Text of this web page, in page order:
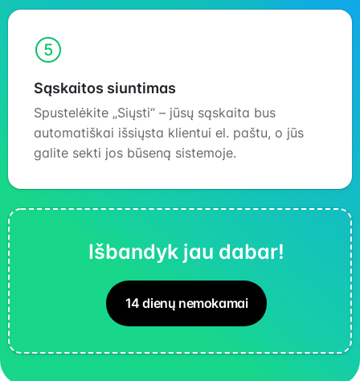
5
Sąskaitos siuntimas
Spustelėkite „Siųsti“ – jūsų sąskaita bus
automatiškai išsiųsta klientui el. paštu, o jūs
galite sekti jos būseną sistemoje.
Išbandyk jau dabar!
14 dienų nemokamai